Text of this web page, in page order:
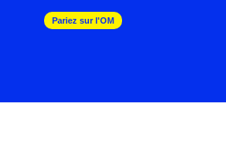
Pariez sur l'OM